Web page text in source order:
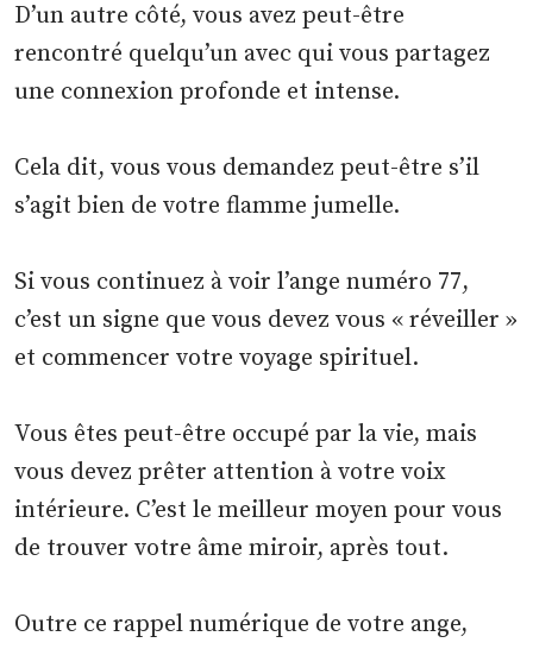
D’un autre côté, vous avez peut-être
rencontré quelqu’un avec qui vous partagez
une connexion profonde et intense.
Cela dit, vous vous demandez peut-être s’il
s’agit bien de votre flamme jumelle.
Si vous continuez à voir l’ange numéro 77,
c’est un signe que vous devez vous « réveiller »
et commencer votre voyage spirituel.
Vous êtes peut-être occupé par la vie, mais
vous devez prêter attention à votre voix
intérieure. C’est le meilleur moyen pour vous
de trouver votre âme miroir, après tout.
Outre ce rappel numérique de votre ange,